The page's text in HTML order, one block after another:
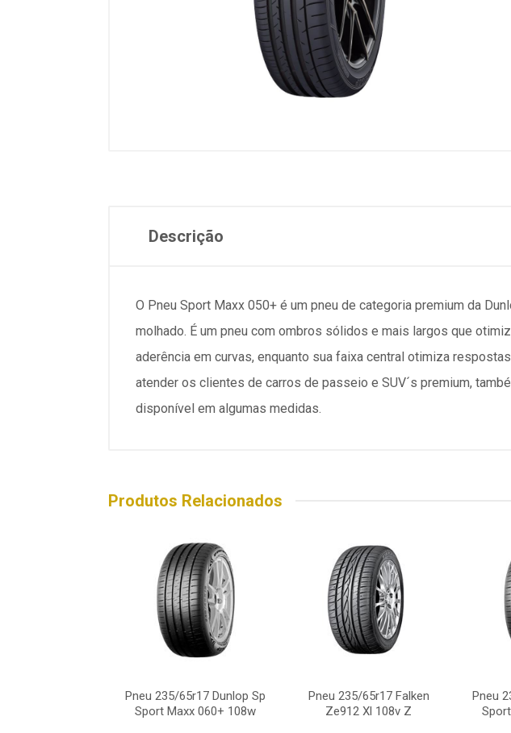
Descrição
O Pneu Sport Maxx 050+ é um pneu de categoria premium da
molhado. É um pneu com ombros sólidos e mais largos que
aderência em curvas, enquanto sua faixa central otimiza
atender os clientes de carros de passeio e SUV´s premium,
disponível em algumas medidas.
Produtos Relacionados
Pneu 235/65r17 Dunlop Sp
Sport Maxx 060+ 108w
Pneu 235/65r17 Falken
Ze912 Xl 108v Z
Pneu